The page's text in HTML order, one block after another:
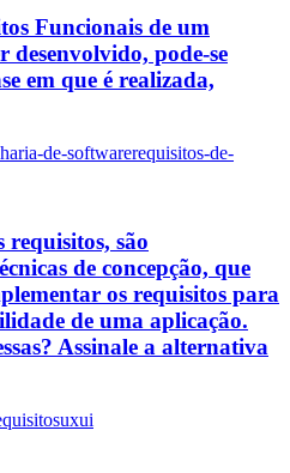
Funcionais de um
desenvolvido, pode-se
em que é realizada,
de-softwarerequisitos-de-
requisitos, são
de concepção, que
os requisitos para
de uma aplicação.
Assinale a alternativa
uxui